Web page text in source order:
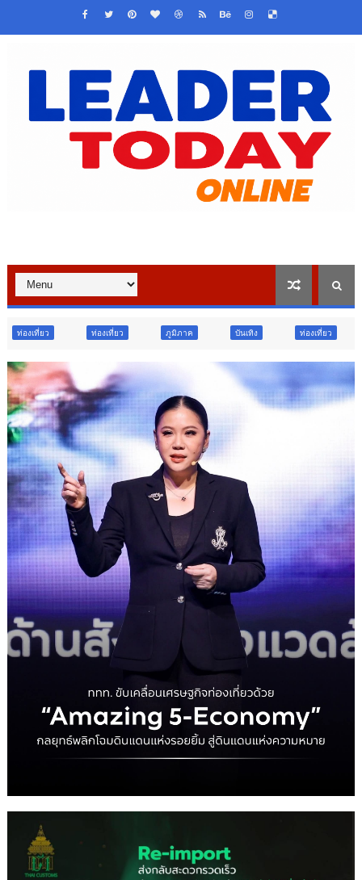
งเที่ยว ภูมิภาค ท่องเที่ยว ข่าวเด่น